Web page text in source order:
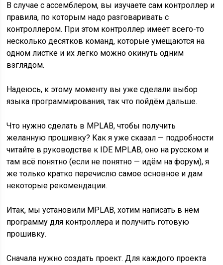
В случае с ассемблером, вы изучаете сам контроллер и
правила, по которым надо разговаривать с
контроллером. При этом контроллер имеет всего-то
несколько десятков команд, которые умещаются на
одном листке и их легко можно окинуть одним
взглядом.
Надеюсь, к этому моменту вы уже сделали выбор
языка программирования, так что пойдём дальше.
Что нужно сделать в MPLAB, чтобы получить
желанную прошивку? Как я уже сказал — подробности
читайте в руководстве к IDE MPLAB, оно на русском и
там всё понятно (если не понятно — идём на форум), я
же только кратко перечислю самое основное и дам
некоторые рекомендации.
Итак, мы установили MPLAB, хотим написать в нём
программу для контроллера и получить готовую
прошивку.
Сначала нужно создать проект. Для каждого проекта